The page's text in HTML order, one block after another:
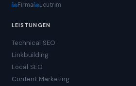
Firma Leutrim
LEISTUNGEN
Technical SEO
Linkbuilding
Local SEO
Content Marketing